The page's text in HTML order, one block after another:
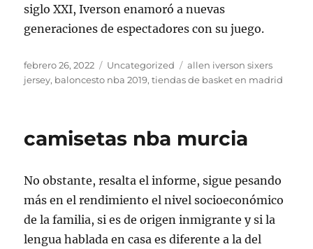
siglo XXI, Iverson enamoró a nuevas
generaciones de espectadores con su juego.
Publicado
el
febrero 26, 2022 Categorías
Uncategorized Etiquetas
allen iverson sixers
jersey, baloncesto nba 2019,tiendas de basket en madrid
camisetas nba murcia
No obstante, resalta el informe, sigue pesando
más en el rendimiento el nivel socioeconómico
de la familia, si es de origen inmigrante y si la
lengua hablada en casa es diferente a la del